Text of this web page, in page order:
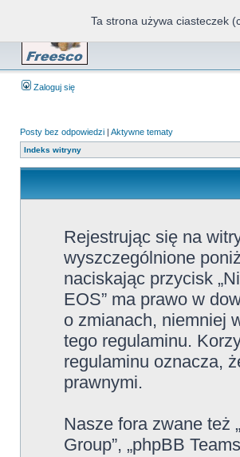
Zaloguj się
Posty bez odpowiedzi | Aktywne tematy
Indeks witryny
Rejestrując się na
wyszczególnione
naciskając przycisk
EOS” ma prawo w
o zmianach, niemniej
tego regulaminu.
regulaminu oznacza,
prawnymi.
Nasze fora zwane też
Group”, „phpBB
Ta strona używa ciasteczek